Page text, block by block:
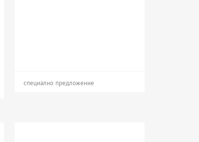
специално предложение